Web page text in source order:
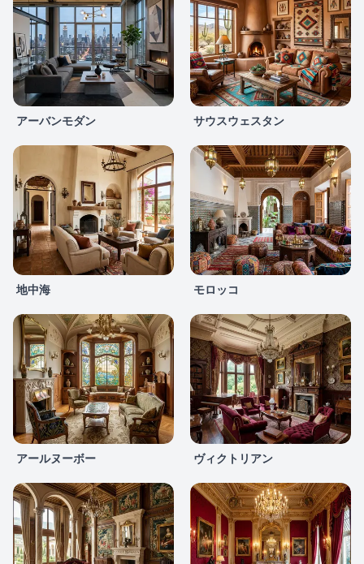
アーバンモダン サウスウェスタン
地中海 モロッコ
アールヌーボー ヴィクトリアン